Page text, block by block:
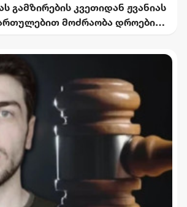
გამზირების კვეთიდან ჟვანიას
მოძრაობა დროებით